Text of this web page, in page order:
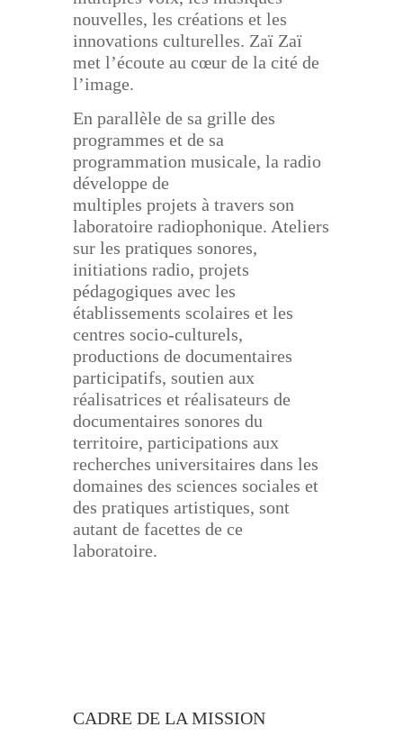
nouvelles, les créations et les
innovations culturelles. Zaï Zaï
met l’écoute au cœur de la cité de
l’image.
En parallèle de sa grille des
programmes et de sa
programmation musicale, la radio
développe de
multiples projets à travers son
laboratoire radiophonique. Ateliers
sur les pratiques sonores,
initiations radio, projets
pédagogiques avec les
établissements scolaires et les
centres socio-culturels,
productions de documentaires
participatifs, soutien aux
réalisatrices et réalisateurs de
documentaires sonores du
territoire, participations aux
recherches universitaires dans les
domaines des sciences sociales et
des pratiques artistiques, sont
autant de facettes de ce
laboratoire.
CADRE DE LA MISSION